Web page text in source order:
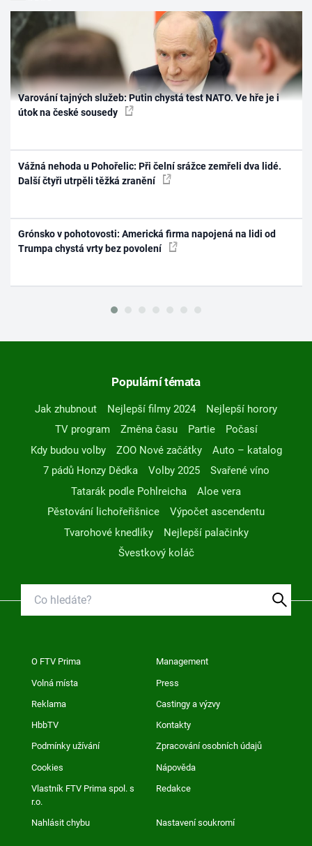
Varování tajných služeb: Putin chystá test NATO. Ve hře je i
útok na české sousedy
Vážná nehoda u Pohořelic: Při čelní srážce zemřeli dva lidé.
Další čtyři utrpěli těžká zranění
Grónsko v pohotovosti: Americká firma napojená na lidi od
Trumpa chystá vrty bez povolení
Populární témata
Jak zhubnout Nejlepší filmy 2024
Nejlepší horory
TV program
Změna času Partie
Počasí
Kdy budou volby
ZOO Nové začátky
Auto – katalog
7 pádů Honzy Dědka
Volby 2025
Svařené víno
Tatarák podle Pohlreicha
Aloe vera
Pěstování lichořeřišnice
Výpočet ascendentu
Tvarohové knedlíky
Nejlepší palačinky
Švestkový koláč
O FTV Prima Management
Volná místa Press
Reklama Castingy a výzvy
HbbTV Kontakty
Podmínky užívání Zpracování osobních údajů
Cookies Nápověda
Vlastník FTV Prima spol. s
r.o.
Redakce
Nahlásit chybu Nastavení soukromí